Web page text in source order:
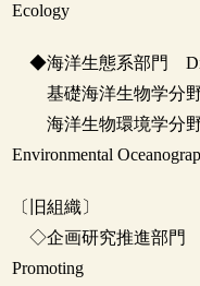
Ecology
◆海洋生態系部門
基礎海洋生物学分野
海洋生物環境学分野
Environmental
〔旧組織〕
◇企画研究推進部門
Promoting